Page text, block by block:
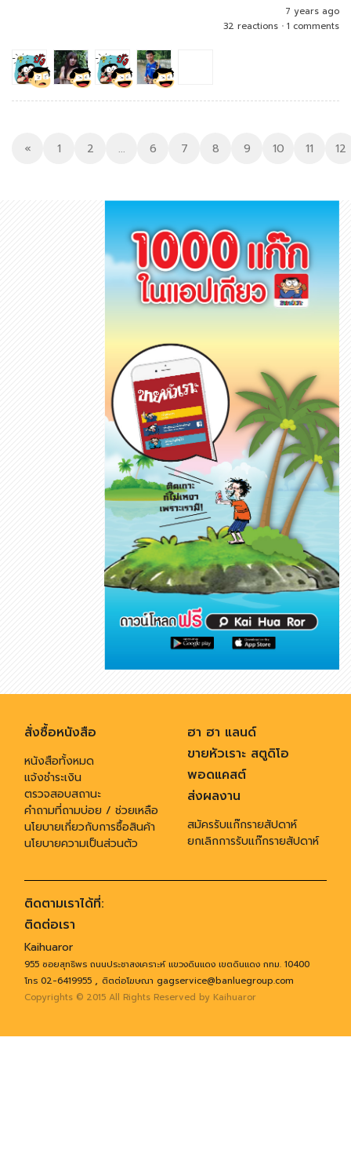
7 years ago
32 reactions • 1 comments
« 1 2 ... 6 7 8 9 10 11 12
สั่งซื้อหนังสือ
หนังสือทั้งหมด
แจ้งชำระเงิน
ตรวจสอบสถานะ
คำถามที่ถามบ่อย / ช่วยเหลือ
นโยบายเกี่ยวกับการซื้อสินค้า
นโยบายความเป็นส่วนตัว
ฮา ฮา แลนด์
ขายหัวเราะ สตูดิโอ
พอดแคสต์
ส่งผลงาน
สมัครรับแก๊กรายสัปดาห์
ยกเลิกการรับแก๊กรายสัปดาห์
ติดตามเราได้ที่:
ติดต่อเรา
Kaihuaror
955 ซอยสุทธิพร ถนนประชาสงเคราะห์ แขวงดินแดง เขตดินแดง กทม. 10400
โทร 02-6419955 , ติตต่อโฆษณา gagservice@banluegroup.com
Copyrights © 2015 All Rights Reserved by Kaihuaror